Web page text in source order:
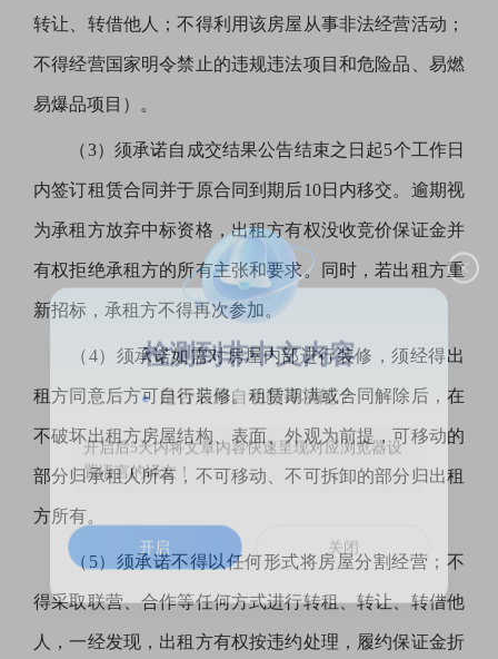
转让、转借他人；不得利用该房屋从事非法经营活动；
不得经营国家明令禁止的违规违法项目和危险品、易燃
易爆品项目）。
（3）须承诺自成交结果公告结束之日起5个工作日
内签订租赁合同并于原合同到期后10日内移交。逾期视
为承租方放弃中标资格，出租方有权没收竞价保证金并
有权拒绝承租方的所有主张和要求。同时，若出租方重
新招标，承租方不得再次参加。
（4）须承诺如需对房屋内部进行装修，须经得出
租方同意后方可自行装修。租赁期满或合同解除后，在
不破坏出租方房屋结构、表面、外观为前提，可移动的
部分归承租人所有，不可移动、不可拆卸的部分归出租
方所有。
（ 5）须承诺不得以任何形式将房屋分割经营；不
得采取联营、合作等任何方式进行转租、转让、转借他
人，一经发现，出租方有权按违约处理，履约保证金折
检测到非中文内容
是否启用自动翻译功能？
开启后5天内将文章内容快速呈现对应浏览器设
置语言的译文！
开启 关闭